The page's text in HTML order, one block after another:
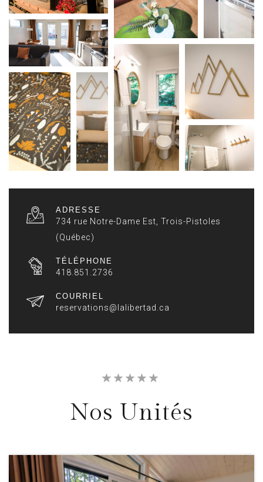
ADRESSE
734 rue Notre-Dame Est, Trois-Pistoles
(Québec)
TÉLÉPHONE
418.851.2736
COURRIEL
reservations@lalibertad.ca
Nos Unités